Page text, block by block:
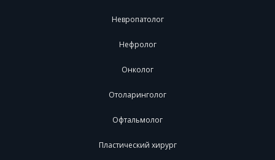
Невропатолог
Нефролог
Онколог
Отоларинголог
Офтальмолог
Пластический хирург